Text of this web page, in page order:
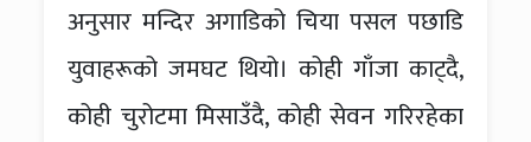
अनुसार मन्दिर अगाडिको चिया पसल पछाडि
युवाहरूको जमघट थियो। कोही गाँजा काट्दै,
कोही चुरोटमा मिसाउँदै, कोही सेवन गरिरहेका